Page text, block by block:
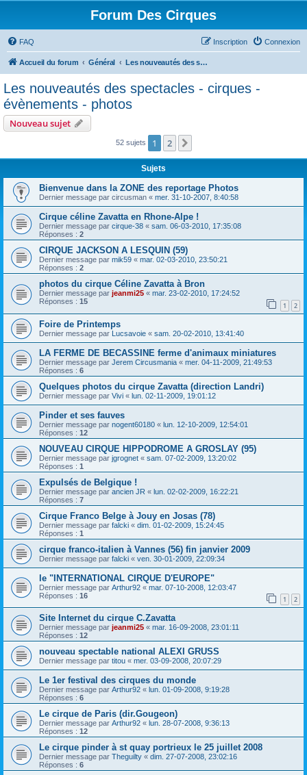
Forum Des Cirques
FAQ Connexion
Inscription
Accueil du forum Général Les nouveautés des spectacles - cirques - évènements - photos
Les nouveautés des spectacles - cirques -
évènements - photos
Nouveau sujet
52 sujets 1 2
Sujets
Bienvenue dans la ZONE des reportage Photos
Dernier message par circusman « mer. 31-10-2007, 8:40:58
Cirque céline Zavatta en Rhone-Alpe !
Dernier message par cirque-38 « sam. 06-03-2010, 17:35:08
Réponses : 2
CIRQUE JACKSON A LESQUIN (59)
Dernier message par mik59 « mar. 02-03-2010, 23:50:21
Réponses : 2
photos du cirque Céline Zavatta à Bron
Dernier message par jeanmi25 « mar. 23-02-2010, 17:24:52
Réponses : 15 1 2
Foire de Printemps
Dernier message par Lucsavoie « sam. 20-02-2010, 13:41:40
LA FERME DE BECASSINE ferme d'animaux miniatures
Dernier message par Jerem Circusmania « mer. 04-11-2009, 21:49:53
Réponses : 6
Quelques photos du cirque Zavatta (direction Landri)
Dernier message par Vivi « lun. 02-11-2009, 19:01:12
Pinder et ses fauves
Dernier message par nogent60180 « lun. 12-10-2009, 12:54:01
Réponses : 12
NOUVEAU CIRQUE HIPPODROME A GROSLAY (95)
Dernier message par jgrognet « sam. 07-02-2009, 13:20:02
Réponses : 1
Expulsés de Belgique !
Dernier message par ancien JR « lun. 02-02-2009, 16:22:21
Réponses : 7
Cirque Franco Belge à Jouy en Josas (78)
Dernier message par falcki « dim. 01-02-2009, 15:24:45
Réponses : 1
cirque franco-italien à Vannes (56) fin janvier 2009
Dernier message par falcki « ven. 30-01-2009, 22:09:34
le "INTERNATIONAL CIRQUE D'EUROPE"
Dernier message par Arthur92 « mar. 07-10-2008, 12:03:47
Réponses : 16 1 2
Site Internet du cirque C.Zavatta
Dernier message par jeanmi25 « mar. 16-09-2008, 23:01:11
Réponses : 12
nouveau spectable national ALEXI GRUSS
Dernier message par titou « mer. 03-09-2008, 20:07:29
Le 1er festival des cirques du monde
Dernier message par Arthur92 « lun. 01-09-2008, 9:19:28
Réponses : 6
Le cirque de Paris (dir.Gougeon)
Dernier message par Arthur92 « lun. 28-07-2008, 9:36:13
Réponses : 12
Le cirque pinder à st quay portrieux le 25 juillet 2008
Dernier message par Theguilty « dim. 27-07-2008, 23:02:16
Réponses : 6